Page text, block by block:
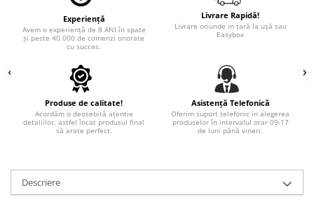
4X4/OFF ROAD STICKER
BABY ON BOARD
LOW STICKERS
PAUL WALKER STICKER
PENTRU FETE
Experiență
Avem o experiență de 8 ANI în spate
și peste 40.000 de comenzi onorate
cu succes.
Livrare Rapidă!
Livrare oriunde in țară la ușă sau
Easybox
Produse de calitate!
Acordăm o deosebită ațentie
detaliilor, astfel încat produsul final
să arate perfect.
Asistență Telefonică
Oferim suport telefonic in alegerea
produselor în intervalul orar 09-17
de luni până vineri.
Descriere